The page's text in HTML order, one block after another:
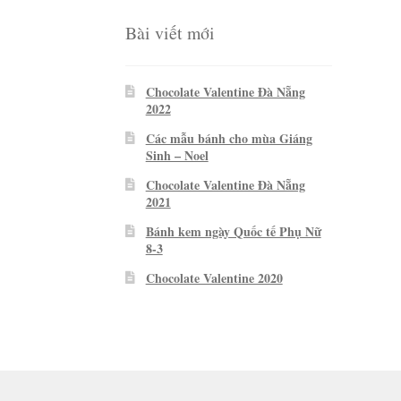
Bài viết mới
Chocolate Valentine Đà Nẵng
2022
Các mẫu bánh cho mùa Giáng
Sinh – Noel
Chocolate Valentine Đà Nẵng
2021
Bánh kem ngày Quốc tế Phụ Nữ
8-3
Chocolate Valentine 2020